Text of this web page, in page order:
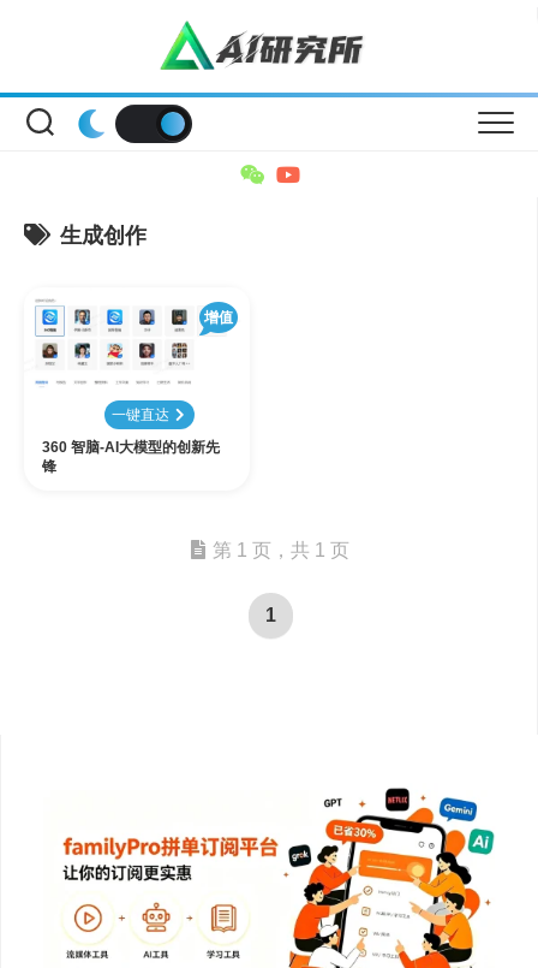
生成创作
增值
一键直达
360 智脑-AI大模型的创新先
锋
第 1 页，共 1 页
1